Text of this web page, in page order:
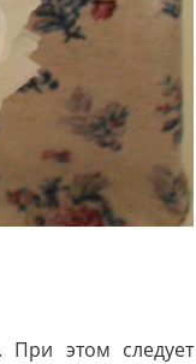
При этом следует